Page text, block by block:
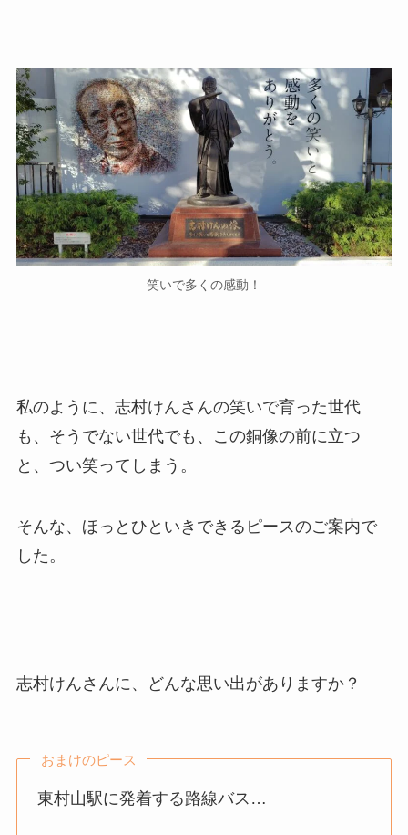
笑いで多くの感動！
私のように、志村けんさんの笑いで育った世代
も、そうでない世代でも、この銅像の前に立つ
と、つい笑ってしまう。
そんな、ほっとひといきできるピースのご案内で
した。
志村けんさんに、どんな思い出がありますか？
おまけのピース
東村山駅に発着する路線バス…